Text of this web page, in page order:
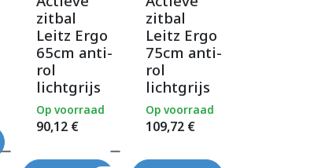
zitbal
Leitz Ergo
65cm anti-
rol
lichtgrijs
90,12€
Op voorraad
zitbal
Leitz Ergo
75cm anti-
rol
lichtgrijs
109,72€
Op voorraad